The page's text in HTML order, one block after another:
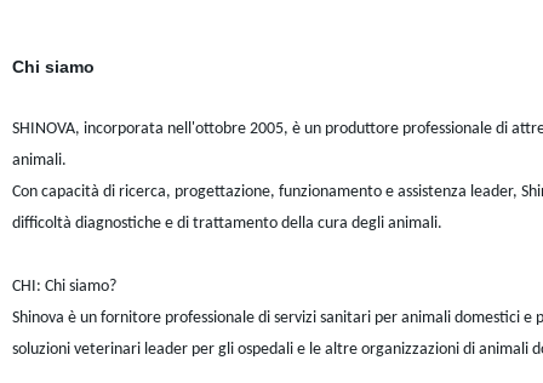
Chi siamo
SHINOVA, incorporata nell'ottobre 2005, è un produttore professionale di
animali.
Con capacità di ricerca, progettazione, funzionamento e assistenza leader,
difficoltà diagnostiche e di trattamento della cura degli animali.
CHI: Chi siamo?
Shinova è un fornitore professionale di servizi sanitari per animali domestici
soluzioni veterinari leader per gli ospedali e le altre organizzazioni di animali